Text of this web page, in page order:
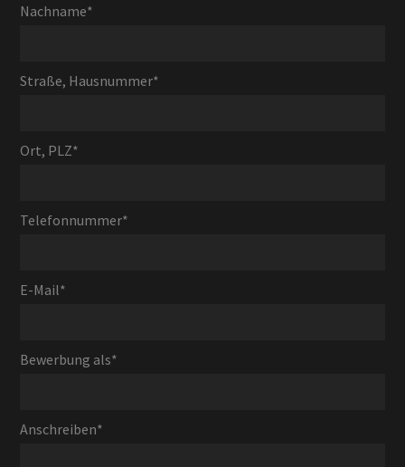
Nachname*
Straße, Hausnummer*
Ort, PLZ*
Telefonnummer*
E-Mail*
Bewerbung als*
Anschreiben*